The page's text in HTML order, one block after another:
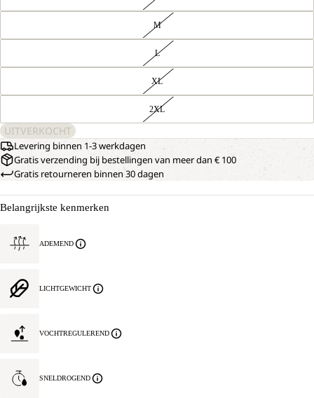
M
L
XL
2XL
UITVERKOCHT
Levering binnen 1-3 werkdagen
Gratis verzending bij bestellingen van meer dan € 100
Gratis retourneren binnen 30 dagen
Belangrijkste kenmerken
ADEMEND
LICHTGEWICHT
VOCHTREGULEREND
SNELDROGEND